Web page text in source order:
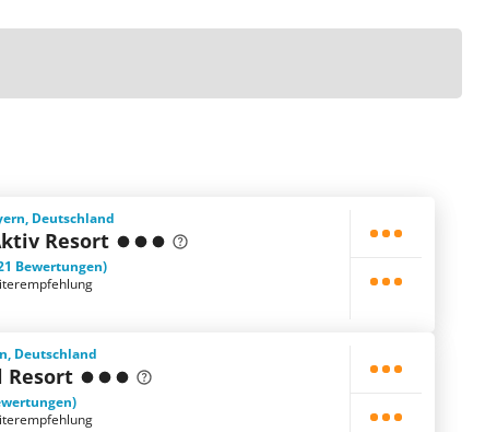
Deutschland
Resort
Bewertungen)
Deutschland
Resort